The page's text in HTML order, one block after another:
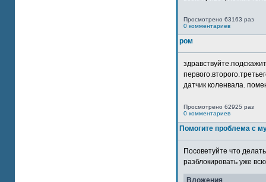
Просмотрено 63163 раз
0 комментариев
ром
датчик коленвала.
Просмотрено 62925 раз
0 комментариев
Помогите проблема с
Посоветуйте что
разблокировать уже
Вложения